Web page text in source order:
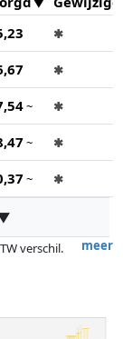
✱
✱
~ ✱
~ ✱
~ ✱
meer
verschil.